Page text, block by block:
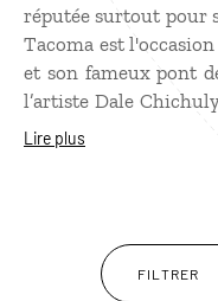
réputée surtout pour
Tacoma est
et son fameux pont
l’artiste Dale
un match de
Lire plus
FILTRER